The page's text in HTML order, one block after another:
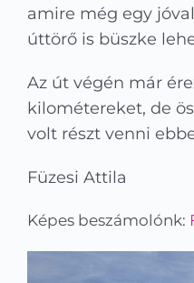
amire még egy
úttörő is büszke
Az út végén már
kilométereket, de
volt részt venni
Füzesi Attila
Képes beszámolónk: